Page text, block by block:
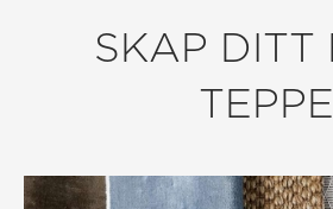
SKAP DITT
TEPPE